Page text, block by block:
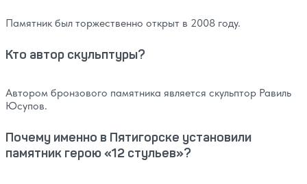
Памятник был торжественно открыт в 2008 году.
Кто автор скульптуры?
Автором бронзового памятника является скульптор Равиль
Юсупов.
Почему именно в Пятигорске установили
памятник герою «12 стульев»?